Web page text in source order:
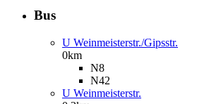
Bus
U Weinmeisterstr./Gipsstr.
0km
N8
N42
U Weinmeisterstr.